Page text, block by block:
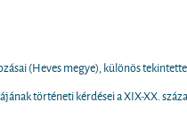
(Heves megye), különös
történeti kérdései a XIX-XX.